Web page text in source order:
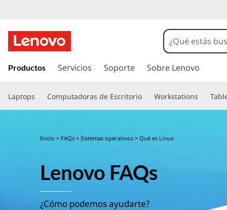
r
c
o
Productos Servicios Soporte Sobre Lenovo
Laptops Computadoras de Escritorio Workstations
Inicio > FAQs >Sistemas operativos > Qué es Linux
Lenovo FAQs
¿Cómo podemos ayudarte?